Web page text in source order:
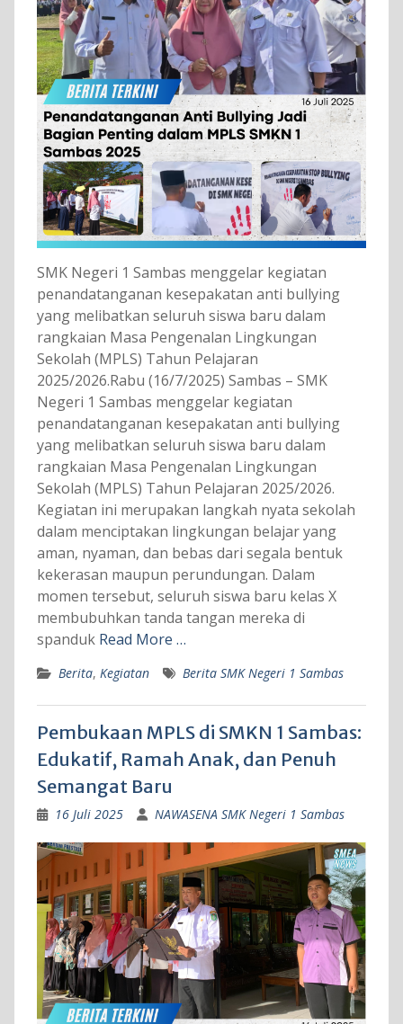
SMK Negeri 1 Sambas menggelar kegiatan
penandatanganan kesepakatan anti bullying
yang melibatkan seluruh siswa baru dalam
rangkaian Masa Pengenalan Lingkungan
Sekolah (MPLS) Tahun Pelajaran
2025/2026.Rabu (16/7/2025) Sambas – SMK
Negeri 1 Sambas menggelar kegiatan
penandatanganan kesepakatan anti bullying
yang melibatkan seluruh siswa baru dalam
rangkaian Masa Pengenalan Lingkungan
Sekolah (MPLS) Tahun Pelajaran 2025/2026.
Kegiatan ini merupakan langkah nyata sekolah
dalam menciptakan lingkungan belajar yang
aman, nyaman, dan bebas dari segala bentuk
kekerasan maupun perundungan. Dalam
momen tersebut, seluruh siswa baru kelas X
membubuhkan tanda tangan mereka di
spanduk Read More …
Berita, Kegiatan Berita SMK Negeri 1 Sambas
Pembukaan MPLS di SMKN 1 Sambas:
Edukatif, Ramah Anak, dan Penuh
Semangat Baru
16 Juli 2025 NAWASENA SMK Negeri 1 Sambas